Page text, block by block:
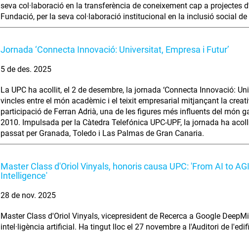
seva col·laboració en la transferència de coneixement cap a projectes
Fundació, per la seva col·laboració institucional en la inclusió social
Jornada ‘Connecta Innovació: Universitat, Empresa i Futur’
5 de des. 2025
La UPC ha acollit, el 2 de desembre, la jornada ‘Connecta Innovació:
vincles entre el món acadèmic i el teixit empresarial mitjançant la
participació de Ferran Adrià, una de les figures més influents del món
2010. Impulsada per la Càtedra Telefónica UPC-UPF, la jornada ha
passat per Granada, Toledo i Las Palmas de Gran Canaria.
Master Class d'Oriol Vinyals, honoris causa UPC: 'From AI to
Intelligence'
28 de nov. 2025
Master Class d'Oriol Vinyals, vicepresident de Recerca a Google
intel·ligència artificial. Ha tingut lloc el 27 novembre a l'Auditori de